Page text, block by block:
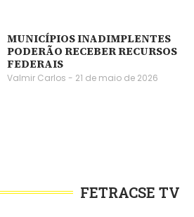
MUNICÍPIOS INADIMPLENTES
PODERÃO RECEBER RECURSOS
FEDERAIS
Valmir Carlos 21 de maio de 2026
FETRACSE TV